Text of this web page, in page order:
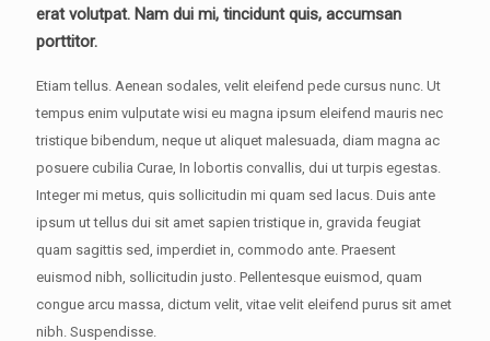
erat volutpat. Nam dui mi, tincidunt quis, accumsan
porttitor.
Etiam tellus. Aenean sodales, velit eleifend pede cursus nunc. Ut
tempus enim vulputate wisi eu magna ipsum eleifend mauris nec
tristique bibendum, neque ut aliquet malesuada, diam magna ac
posuere cubilia Curae, In lobortis convallis, dui ut turpis egestas.
Integer mi metus, quis sollicitudin mi quam sed lacus. Duis ante
ipsum ut tellus dui sit amet sapien tristique in, gravida feugiat
quam sagittis sed, imperdiet in, commodo ante. Praesent
euismod nibh, sollicitudin justo. Pellentesque euismod, quam
congue arcu massa, dictum velit, vitae velit eleifend purus sit amet
nibh. Suspendisse.